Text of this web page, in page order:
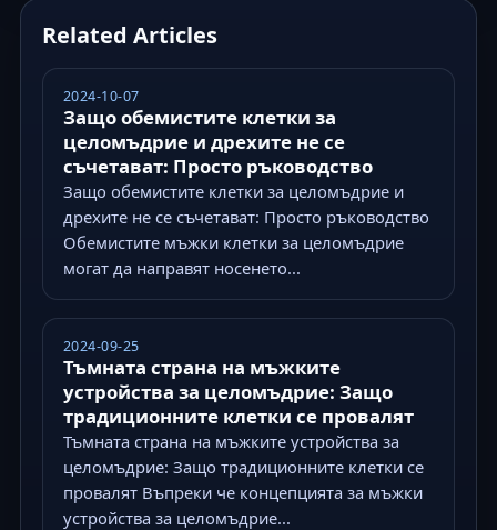
Related Articles
2024-10-07
Защо обемистите клетки за
целомъдрие и дрехите не се
съчетават: Просто ръководство
Защо обемистите клетки за целомъдрие и
дрехите не се съчетават: Просто ръководство
Обемистите мъжки клетки за целомъдрие
могат да направят носенето...
2024-09-25
Тъмната страна на мъжките
устройства за целомъдрие: Защо
традиционните клетки се провалят
Тъмната страна на мъжките устройства за
целомъдрие: Защо традиционните клетки се
провалят Въпреки че концепцията за мъжки
устройства за целомъдрие...